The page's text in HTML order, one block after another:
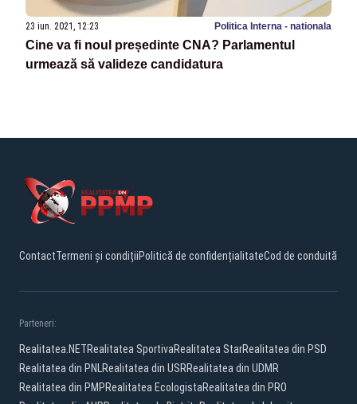
23 iun. 2021, 12:23 Politica Interna - nationala
Cine va fi noul președinte CNA? Parlamentul
urmează să valideze candidatura
ContactTermeni și condițiiPolitică de confidențialitateCod de conduită
Parteneri:
Realitatea.NETRealitatea SportivaRealitatea StarRealitatea din PSD
Realitatea din PNLRealitatea din USRRealitatea din UDMR
Realitatea din PMPRealitatea EcologistaRealitatea din PRO